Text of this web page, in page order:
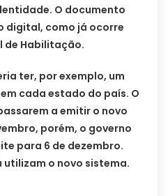
O documento
digital, como já ocorre
de Habilitação.
ter, por exemplo, um
cada estado do país. O
a emitir o novo
porém, o governo
para 6 de dezembro.
utilizam o novo sistema.